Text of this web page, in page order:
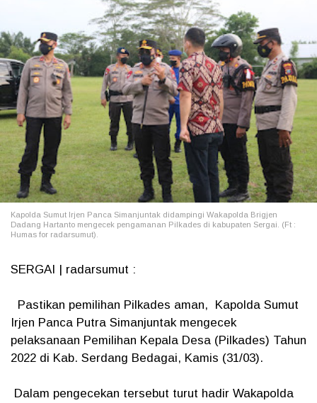
Kapolda Sumut Irjen Panca Simanjuntak didampingi Wakapolda Brigjen
Dadang Hartanto mengecek pengamanan Pilkades di kabupaten Sergai. (Ft :
Humas for radarsumut).
SERGAI | radarsumut :
Pastikan pemilihan Pilkades aman, Kapolda Sumut
Irjen Panca Putra Simanjuntak mengecek
pelaksanaan Pemilihan Kepala Desa (Pilkades) Tahun
2022 di Kab. Serdang Bedagai, Kamis (31/03).
Dalam pengecekan tersebut turut hadir Wakapolda